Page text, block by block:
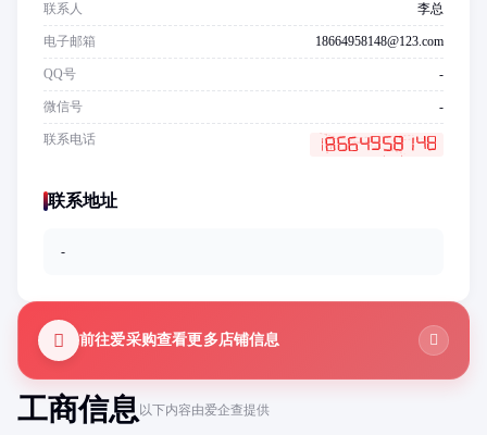
工商信息以下内容由爱企查提供
联系人 李总
电子邮箱 18664958148@123.com
QQ号 -
微信号 -
联系电话
联系地址
-
前往爱采购查看更多店铺信息